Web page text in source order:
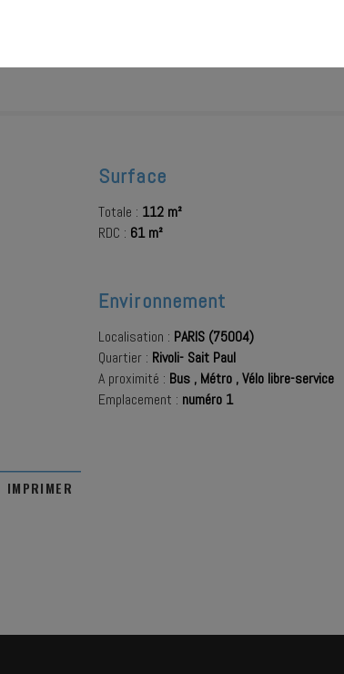
Surface
Totale : 112 m²
RDC : 61 m²
Environnement
Localisation : PARIS (75004)
Quartier : Rivoli- Sait Paul
A proximité : Bus , Métro ,Vélo libre-service
Emplacement : numéro 1
IMPRIMER